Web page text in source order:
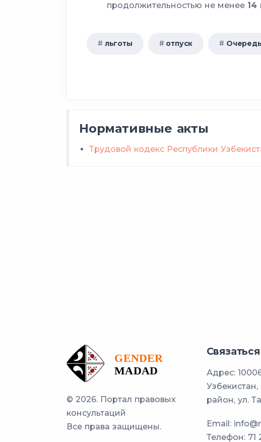
продолжительностью не менее 14
льготы отпуск Очередь
Нормативные акты
Трудовой кодекс Республики
© 2026. Портал правовых
консультаций
Все права защищены.
Связаться
Адрес:
район, ул.
Email:
Телефон: 71